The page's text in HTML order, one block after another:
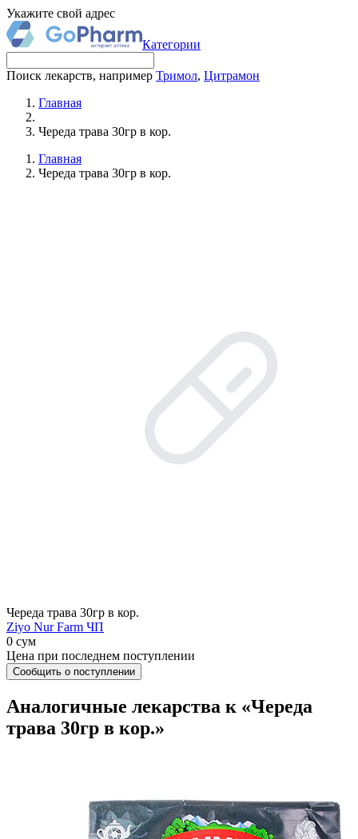
Укажите свой адрес
Категории
Поиск лекарств, например Тримол, Цитрамон
Главная
Череда трава 30гр в кор.
Главная
Череда трава 30гр в кор.
Череда трава 30гр в кор.
Ziyo Nur Farm ЧП
0 сум
Цена при последнем поступлении
Сообщить о поступлении
Аналогичные лекарства к «Череда
трава 30гр в кор.»